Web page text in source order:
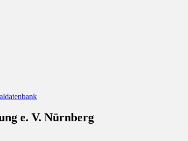
– Sozialdatenbank
e. V. Nürnberg